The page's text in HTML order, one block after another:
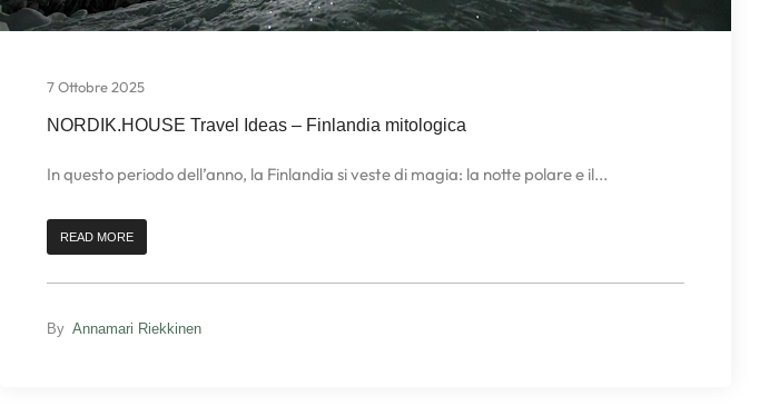
7 Ottobre 2025
NORDIK.HOUSE Travel Ideas – Finlandia mitologica
In questo periodo dell’anno, la Finlandia si veste di magia: la notte polare e il...
READ MORE
By Annamari Riekkinen